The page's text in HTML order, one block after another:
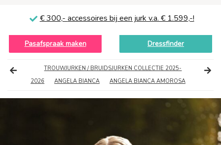
€ 300,- accessoires bij een jurk v.a. € 1.599,-!
Pasafspraak maken Dressfinder
TROUWJURKEN / BRUIDSJURKEN COLLECTIE 2025-
2026
ANGELA BIANCA ANGELA BIANCA AMOROSA